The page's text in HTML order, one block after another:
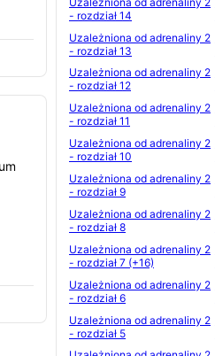
- rozdział 14
Uzależniona od adrenaliny 2
- rozdział 13
Uzależniona od adrenaliny 2
- rozdział 12
Uzależniona od adrenaliny 2
- rozdział 11
Uzależniona od adrenaliny 2
- rozdział 10
Uzależniona od adrenaliny 2
- rozdział 9
Uzależniona od adrenaliny 2
- rozdział 8
Uzależniona od adrenaliny 2
- rozdział 7 (+16)
Uzależniona od adrenaliny 2
- rozdział 6
Uzależniona od adrenaliny 2
- rozdział 5